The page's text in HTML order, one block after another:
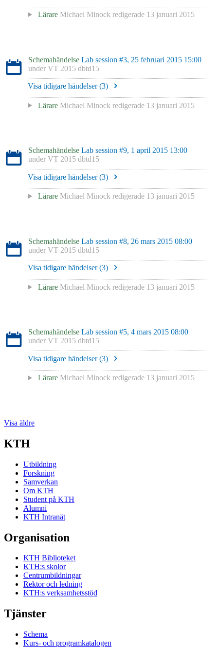
Lärare Michael Minock redigerade 13 januari 2015
Schemahändelse Lab session #3, 25 februari 2015 15:00
under VT 2015 dbtd15
Visa tidigare händelser (3)
Lärare Michael Minock redigerade 13 januari 2015
Schemahändelse Lab session #9, 1 april 2015 13:00
under VT 2015 dbtd15
Visa tidigare händelser (3)
Lärare Michael Minock redigerade 13 januari 2015
Schemahändelse Lab session #8, 26 mars 2015 08:00
under VT 2015 dbtd15
Visa tidigare händelser (3)
Lärare Michael Minock redigerade 13 januari 2015
Schemahändelse Lab session #5, 4 mars 2015 08:00
under VT 2015 dbtd15
Visa tidigare händelser (3)
Lärare Michael Minockredigerade 13 januari 2015
Visa äldre
KTH
Utbildning
Forskning
Samverkan
Om KTH
Student på KTH
Alumni
KTH Intranät
Organisation
KTH Biblioteket
KTH:s skolor
Centrumbildningar
Rektor och ledning
KTH:s verksamhetsstöd
Tjänster
Schema
Kurs- och programkatalogen